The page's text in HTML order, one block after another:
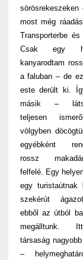
most még
Transporterbe
Csak egy
kanyarodtam
a faluban – de
este derült ki.
másik –
teljesen
völgyben
egyébként
rossz
felfelé. Egy
egy turistaútnak
szekérút
ebből az útból
megálltunk.
társaság
–